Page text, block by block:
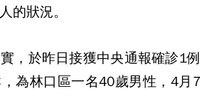
的狀況。
，於昨日接獲中央通報確診1例
為林口區一名40歲男性，4月7